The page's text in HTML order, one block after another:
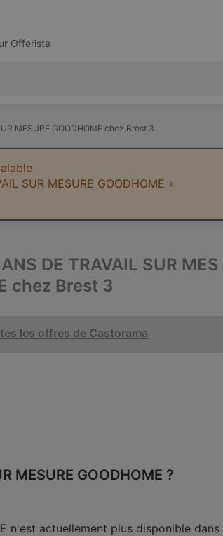
Offerista
MESURE GOODHOME chez Brest 3
SUR MESURE GOODHOME »
DE TRAVAIL SUR MES
chez Brest 3
les offres de Castorama
MESURE GOODHOME ?
n'est actuellement plus disponible dans